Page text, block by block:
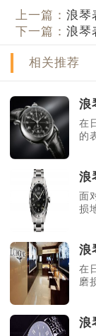
上一篇：浪琴
下一篇：浪琴
相关推荐
浪
在
的
浪
面
损
浪
在
磨
浪